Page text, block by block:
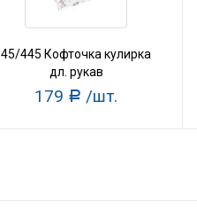
45/445 Кофточка кулирка
дл. рукав
179 Р /шт.